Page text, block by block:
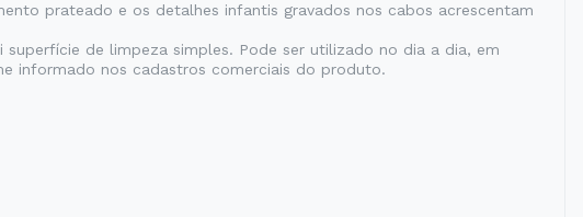
prateado e os detalhes infantis gravados nos cabos acrescentam
de limpeza simples. Pode ser utilizado no dia a dia, em
informado nos cadastros comerciais do produto.